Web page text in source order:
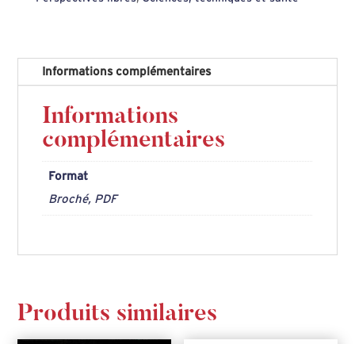
Souveraineté
énergétique
Informations complémentaires
Informations
complémentaires
Format
Broché, PDF
Produits similaires